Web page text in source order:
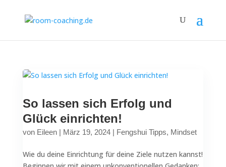
So lassen sich Erfolg und
Glück einrichten!
von Eileen| März 19, 2024| Fengshui Tipps, Mindset
Wie du deine Einrichtung für deine Ziele nutzen kannst!